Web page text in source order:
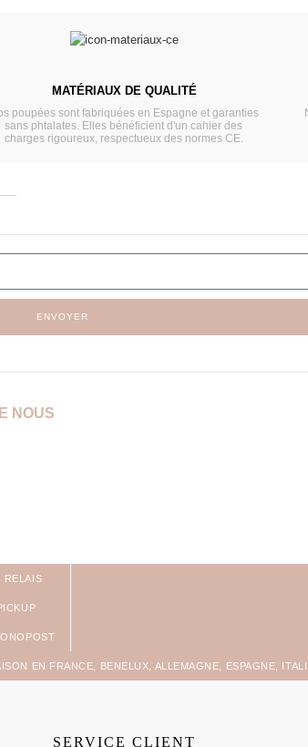
MATÉRIAUX DE QUALITÉ
poupées sont fabriquées en Espagne et garanties
sans phtalates. Elles bénéficient d'un cahier des
charges rigoureux, respectueux des normes CE.
ENVOYER
NOUS
EN FRANCE, BENELUX, ALLEMAGNE, ESPAGNE,
SERVICE CLIENT